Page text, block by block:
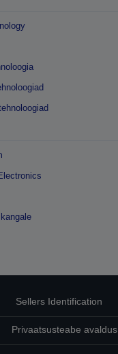
Sellers Identification
Privaatsusteabe avaldus